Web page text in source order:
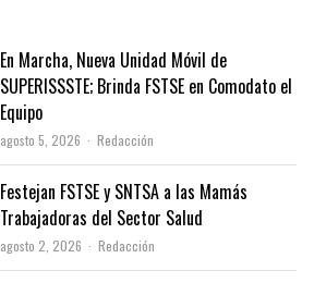
En Marcha, Nueva Unidad Móvil de
SUPERISSSTE; Brinda FSTSE en Comodato el
Equipo
agosto 5, 2026 Author
Redacción
Festejan FSTSE y SNTSA a las Mamás
Trabajadoras del Sector Salud
agosto 2, 2026 Author
Redacción